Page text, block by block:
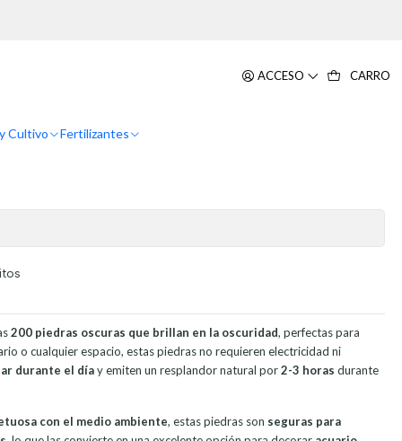
ACCESO CARRO
Cultivo Fertilizantes
Luminosos En La
200 piedras oscuras que brillan en la oscuridad, perfectas para
o cualquier espacio, estas piedras no requieren electricidad ni
durante el díay emiten un resplandor natural por2-3 horas durante
con el medio ambiente, estas piedras son seguras para